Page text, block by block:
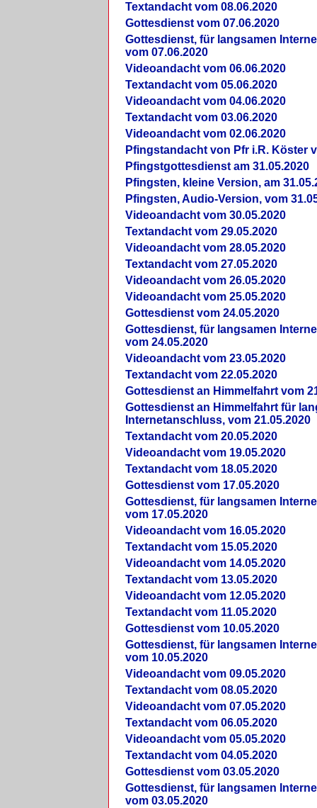
Textandacht vom 08.06.2020
Gottesdienst vom 07.06.2020
Gottesdienst, für langsamen
vom 07.06.2020
Videoandacht vom 06.06.2020
Textandacht vom 05.06.2020
Videoandacht vom 04.06.2020
Textandacht vom 03.06.2020
Videoandacht vom 02.06.2020
Pfingstandacht von Pfr i.R. Köster
Pfingstgottesdienst am 31.05.2020
Pfingsten, kleine Version, am
Pfingsten, Audio-Version, vom
Videoandacht vom 30.05.2020
Textandacht vom 29.05.2020
Videoandacht vom 28.05.2020
Textandacht vom 27.05.2020
Videoandacht vom 26.05.2020
Videoandacht vom 25.05.2020
Gottesdienst vom 24.05.2020
Gottesdienst, für langsamen
vom 24.05.2020
Videoandacht vom 23.05.2020
Textandacht vom 22.05.2020
Gottesdienst an Himmelfahrt vom
Gottesdienst an Himmelfahrt für
Internetanschluss, vom 21.05.2020
Textandacht vom 20.05.2020
Videoandacht vom 19.05.2020
Textandacht vom 18.05.2020
Gottesdienst vom 17.05.2020
Gottesdienst, für langsamen
vom 17.05.2020
Videoandacht vom 16.05.2020
Textandacht vom 15.05.2020
Videoandacht vom 14.05.2020
Textandacht vom 13.05.2020
Videoandacht vom 12.05.2020
Textandacht vom 11.05.2020
Gottesdienst vom 10.05.2020
Gottesdienst, für langsamen
vom 10.05.2020
Videoandacht vom 09.05.2020
Textandacht vom 08.05.2020
Videoandacht vom 07.05.2020
Textandacht vom 06.05.2020
Videoandacht vom 05.05.2020
Textandacht vom 04.05.2020
Gottesdienst vom 03.05.2020
Gottesdienst, für langsamen
vom 03.05.2020